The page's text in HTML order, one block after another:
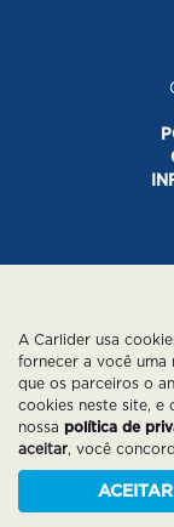
A Carlider usa
fornecer a você uma
que os parceiros o
cookies neste site, e
nossa política de
aceitar, você
ACEITAR